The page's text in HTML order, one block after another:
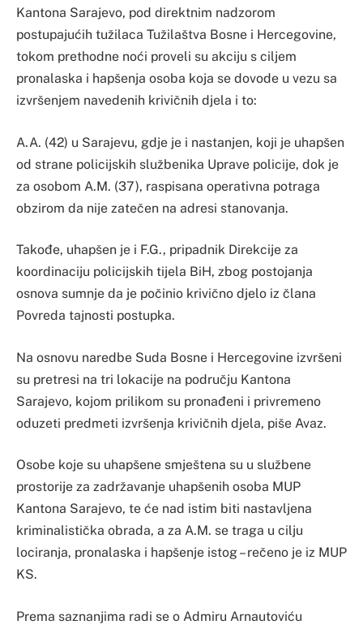
Kantona Sarajevo, pod direktnim nadzorom
postupajućih tužilaca Tužilaštva Bosne i Hercegovine,
tokom prethodne noći proveli su akciju s ciljem
pronalaska i hapšenja osoba koja se dovode u vezu sa
izvršenjem navedenih krivičnih djela i to:
A.A. (42) u Sarajevu, gdje je i nastanjen, koji je uhapšen
od strane policijskih službenika Uprave policije, dok je
za osobom A.M. (37), raspisana operativna potraga
obzirom da nije zatečen na adresi stanovanja.
Takođe, uhapšen je i F.G., pripadnik Direkcije za
koordinaciju policijskih tijela BiH, zbog postojanja
osnova sumnje da je počinio krivično djelo iz člana
Povreda tajnosti postupka.
Na osnovu naredbe Suda Bosne i Hercegovine izvršeni
su pretresi na tri lokacije na području Kantona
Sarajevo, kojom prilikom su pronađeni i privremeno
oduzeti predmeti izvršenja krivičnih djela, piše Avaz.
Osobe koje su uhapšene smještena su u službene
prostorije za zadržavanje uhapšenih osoba MUP
Kantona Sarajevo, te će nad istim biti nastavljena
kriminalistička obrada, a za A.M. se traga u cilju
lociranja, pronalaska i hapšenje istog – rečeno je iz MUP
KS.
Prema saznanjima radi se o Admiru Arnautoviću